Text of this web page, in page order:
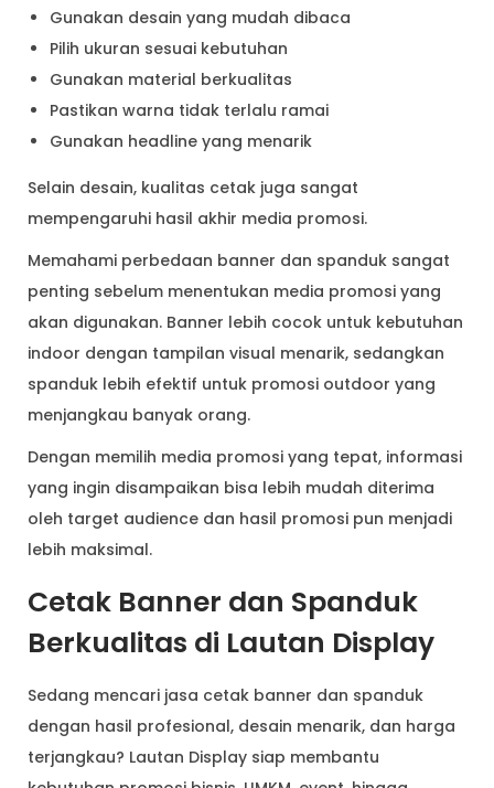
Gunakan desain yang mudah dibaca
Pilih ukuran sesuai kebutuhan
Gunakan material berkualitas
Pastikan warna tidak terlalu ramai
Gunakan headline yang menarik
Selain desain, kualitas cetak juga sangat
mempengaruhi hasil akhir media promosi.
Memahami perbedaan banner dan spanduk sangat
penting sebelum menentukan media promosi yang
akan digunakan. Banner lebih cocok untuk kebutuhan
indoor dengan tampilan visual menarik, sedangkan
spanduk lebih efektif untuk promosi outdoor yang
menjangkau banyak orang.
Dengan memilih media promosi yang tepat, informasi
yang ingin disampaikan bisa lebih mudah diterima
oleh target audience dan hasil promosi pun menjadi
lebih maksimal.
Cetak Banner dan Spanduk
Berkualitas di Lautan Display
Sedang mencari jasa cetak banner dan spanduk
dengan hasil profesional, desain menarik, dan harga
terjangkau? Lautan Display siap membantu